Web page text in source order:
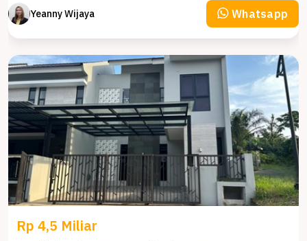
Yeanny Wijaya Whatsapp
Rp 4,5 Miliar